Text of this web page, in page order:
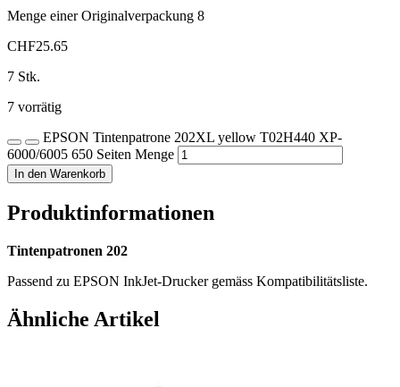
Menge einer Originalverpackung 8
CHF25.65
7 Stk.
7 vorrätig
EPSON Tintenpatrone 202XL yellow T02H440 XP-
6000/6005 650 Seiten Menge
In den Warenkorb
Produktinformationen
Tintenpatronen 202
Passend zu EPSON InkJet-Drucker gemäss Kompatibilitätsliste.
Ähnliche Artikel